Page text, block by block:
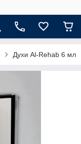
Духи Al-Rehab 6 мл